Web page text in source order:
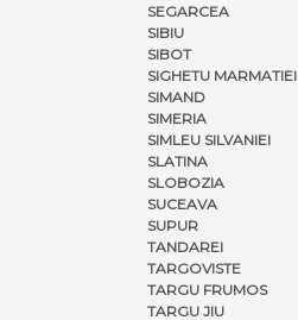
SEGARCEA
SIBIU
SIBOT
SIGHETU MARMATIEI
SIMAND
SIMERIA
SIMLEU SILVANIEI
SLATINA
SLOBOZIA
SUCEAVA
SUPUR
TANDAREI
TARGOVISTE
TARGU FRUMOS
TARGU JIU